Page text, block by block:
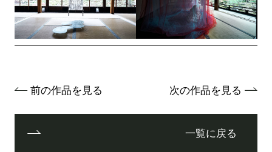
前の作品を見る 次の作品を見る
一覧に戻る